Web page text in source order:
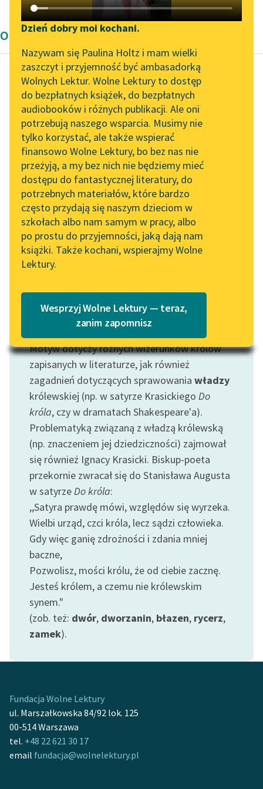
Katalog DAISY
Podkasty o książkach
Zgłoś brak utworu
Aktualności
„Prokurator Alicja Horn”
do słuchania
Byliśmy częścią AI Impact
Lab
Zapraszamy na spotkanie
online z tłumaczkami
literatury skandynawskiej
Spotkanie z Katarzyną
Tunkiel w Oslo
102. lata temu zmarł
Joseph Conrad
Lektury szkolne i klasyka
literatury do słuchania dla
uczennic i uczniów z
niepełnosprawnościami
E-kolekcja lektur
szkolnych i literatury do
słuchania dla uczennic i
uczniów z
niepełnosprawnościami
Feministyczne inspiracje.
Popularyzacja
skandynawskiej literatury
feministycznej
Ręce pełne poezji
Kolekcje edukacyjne
twórców przechodzących
do domeny publicznej,
lektur szkolnych oraz
Starego Testamentu
Odkurzamy bohaterów
Szkoła Poezji Wolnych
Narzędzia
Mapa Wolnych Lektur
Leśmianator
Przewodnik dla piszących i
czytających
API
OAI-PMH
Widget Wolnych Lektur
Przypisy
Katalog w formacie PDF
O nas
Kontakt
O projekcie
Dzień dobry moi kochani.
Nazywam się Paulina Holtz i mam wielki
zaszczyt i przyjemność być ambasadorką
Wolnych Lektur. Wolne Lektury to dostęp
do bezpłatnych książek, do bezpłatnych
audiobooków i różnych publikacji. Ale oni
potrzebują naszego wsparcia. Musimy nie
tylko korzystać, ale także wspierać
finansowo Wolne Lektury, bo bez nas nie
przeżyją, a my bez nich nie będziemy mieć
dostępu do fantastycznej literatury, do
potrzebnych materiałów, które bardzo
często przydają się naszym dzieciom w
szkołach albo nam samym w pracy, albo
po prostu do przyjemności, jaką dają nam
książki. Także kochani, wspierajmy Wolne
Lektury.
Wesprzyj Wolne Lektury — teraz,
zanim zapomnisz
Opowiadanie Kornela Makuszyńskiego
Kornel Makuszyński
Awantury arabskie
Jeden jest Bóg, lecz
wielu jest
nieszczęśliwych, o
bracie mój, którego
oddech jest wonią
kwiatów...
Czytaj więcej
Motyw: Król
Motyw dotyczy różnych wizerunków królów
zapisanych w literaturze, jak również
zagadnień dotyczących sprawowania władzy
królewskiej (np. w satyrze Krasickiego Do
króla, czy w dramatach Shakespeare'a).
Problematyką związaną z władzą królewską
(np. znaczeniem jej dziedziczności) zajmował
się również Ignacy Krasicki. Biskup-poeta
przekornie zwracał się do Stanisława Augusta
w satyrzeDo króla:
,,Satyra prawdę mówi, względów się wyrzeka.
Wielbi urząd, czci króla, lecz sądzi człowieka.
Gdy więc ganię zdrożności i zdania mniej
baczne,
Pozwolisz, mości królu, że od ciebie zacznę.
Jesteś królem, a czemu nie królewskim
synem."
(zob. też: dwór, dworzanin, błazen, rycerz,
zamek).
Fundacja Wolne Lektury
ul. Marszałkowska 84/92 lok. 125
00-514 Warszawa
tel. +48 22 621 30 17
email fundacja@wolnelektury.pl